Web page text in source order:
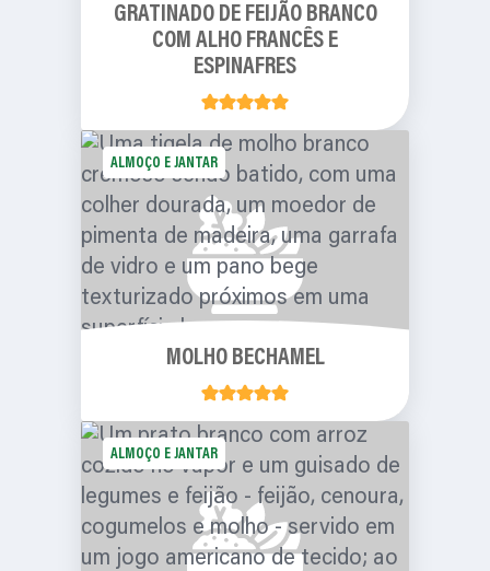
GRATINADO DE FEIJÃO BRANCO
COM ALHO FRANCÊS E
ESPINAFRES
ALMOÇO E JANTAR
MOLHO BECHAMEL
ALMOÇO E JANTAR